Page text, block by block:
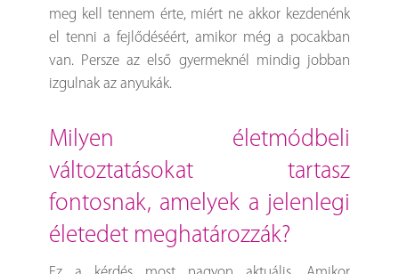
meg kell tennem érte, miért ne akkor kezdenénk
el tenni a fejlődéséért, amikor még a pocakban
van. Persze az első gyermeknél mindig jobban
izgulnak az anyukák.
milyen életmódbeli
változtatásokat tartasz
fontosnak, amelyek a jelenlegi
életedet meghatározzák?